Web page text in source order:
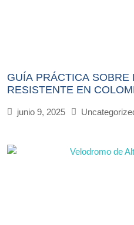
GUÍA PRÁCTICA SOBRE
RESISTENTE EN
junio 9, 2025